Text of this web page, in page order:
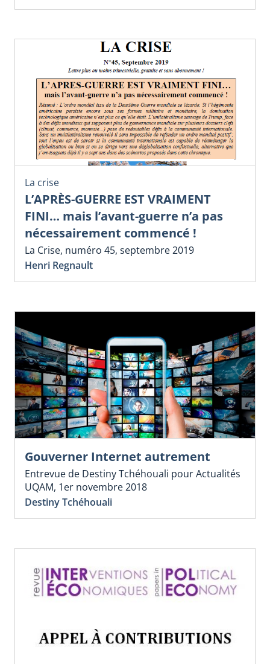
La crise
L’APRÈS-GUERRE EST VRAIMENT
FINI… mais l’avant-guerre n’a pas
nécessairement commencé !
La Crise, numéro 45, septembre 2019
Henri Regnault
Gouverner Internet autrement
Entrevue de Destiny Tchéhouali pour Actualités
UQAM, 1er novembre 2018
Destiny Tchéhouali